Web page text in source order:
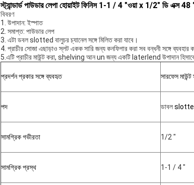
স্ট্যান্ডার্ড পাউডার লেপা হোয়াইট ফিনিস 1-1 / 4 "ওয়া x 1/2" ডি
বিবরণ
1. উপাদান: ইস্পাত
2. সমাপ্ত: পাউডার লেপ
3. এটা ডবল slotted বালুচর চ্যানেল সঙ্গে মিলিত করা যাবে।
4. প্রাচীর সোজা এছাড়াও স্লট একক সারি জন্য কনফিগার করা সব বন্ধনী সঙ্গে ব্যবহার
5.এটি প্রাচীর মাউন্ট করা, shelving আন un জন্য একটি laterlend উপাদান হিসাবে
প্রদর্শন প্রকার সঙ্গে ব্যবহৃত সারফেস মাউন্ট
পদ ডাবলslotted
সামগ্রিক গভীরতা 1/2 "
সামগ্রিক প্রস্থ 1-1 / 4 "